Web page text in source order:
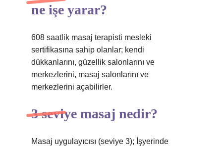
ne işe yarar?
608 saatlik masaj terapisti mesleki
sertifikasına sahip olanlar; kendi
dükkanlarını, güzellik salonlarını ve
merkezlerini, masaj salonlarını ve
merkezlerini açabilirler.
3 seviye masaj nedir?
Masaj uygulayıcısı (seviye 3); İşyerinde